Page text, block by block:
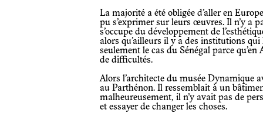
La majorité a été obligée d’aller en Europe ou de chercher des intellectuels qui ont
pu s’exprimer sur leurs œuvres. Il n’y a
s’occupe du développement de
alors qu’ailleurs il y a des institutions qui
seulement le cas du Sénégal parce
de difficultés.
Alors l’architecte du musée Dynamique avait fait quelque chose qui ressemblait
au Parthénon. Il ressemblait à un
malheureusement, il n’y avait pas de
et essayer de changer les choses.